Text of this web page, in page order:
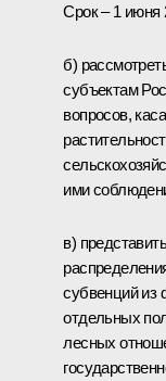
Срок – 1 июня
б)
субъектам
вопросов,
ими
в)
субвенций из
отдельных
лесных